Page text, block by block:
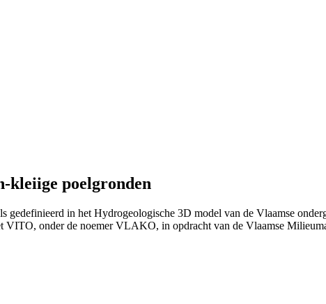
kleiige poelgronden
gedefinieerd in het Hydrogeologische 3D model van de Vlaamse
VITO, onder de noemer VLAKO, in opdracht van de Vlaamse